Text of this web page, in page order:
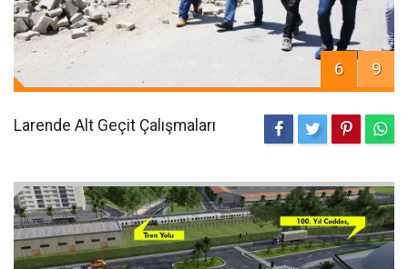
6 9
Larende Alt Geçit Çalışmaları